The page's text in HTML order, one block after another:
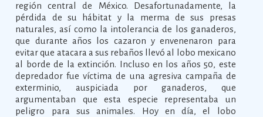
región central de México. Desafortunadamente, la
pérdida de su hábitat y la merma de sus presas
naturales, así como la intolerancia de los ganaderos,
que durante años los cazaron y envenenaron para
evitar que atacara a sus rebaños llevó al lobo mexicano
al borde de la extinción. Incluso en los años 50, este
depredador fue víctima de una agresiva campaña de
exterminio, auspiciada por ganaderos, que
argumentaban que esta especie representaba un
peligro para sus animales. Hoy en día, el lobo